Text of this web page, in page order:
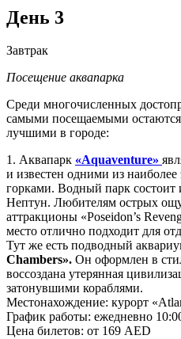
День 3
Завтрак
Посещение аквапарка
Среди многочисленных
самыми посещаемыми остаются
лучшими в городе:
1. Аквапарк «Aquaventure»
и известен одними из
горками. Водный парк состоит
Нептун. Любителям острых
аттракционы «Poseidon’s
место отлично подходит для
Тут же есть подводный
Chambers». Он оформлен в
воссоздана утерянная
затонувшими кораблями.
Местонахождение: курорт
График работы: ежедневно
Цена билетов: от 169 AED